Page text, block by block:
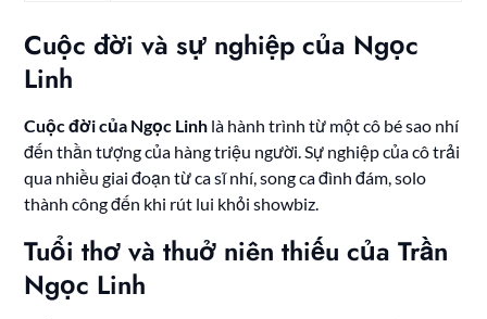
Cuộc đời và sự nghiệp của Ngọc
Linh
Cuộc đời của Ngọc Linh là hành trình từ một cô bé sao nhí
đến thần tượng của hàng triệu người. Sự nghiệp của cô trải
qua nhiều giai đoạn từ ca sĩ nhí, song ca đình đám, solo
thành công đến khi rút lui khỏi showbiz.
Tuổi thơ và thuở niên thiếu của Trần
Ngọc Linh